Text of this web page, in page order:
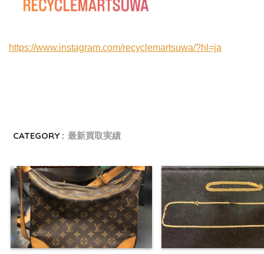
https://www.instagram.com/recyclemartsuwa/?hl=ja
CATEGORY : 最新買取実績